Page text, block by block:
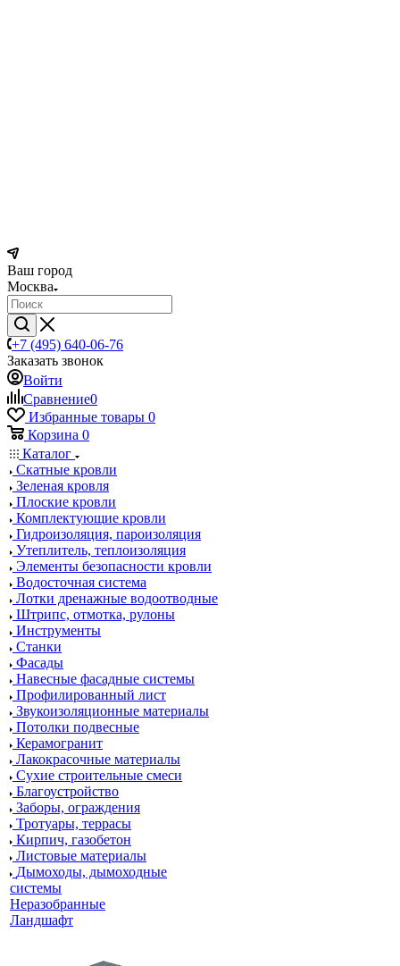
Ваш город
Москва
+7 (495) 640-06-76
Заказать звонок
Войти
Сравнение0
Избранные товары 0
Корзина 0
Каталог
Скатные кровли
Зеленая кровля
Плоские кровли
Комплектующие кровли
Гидроизоляция, пароизоляция
Утеплитель, теплоизоляция
Элементы безопасности кровли
Водосточная система
Лотки дренажные водоотводные
Штрипс, отмотка, рулоны
Инструменты
Станки
Фасады
Навесные фасадные системы
Профилированный лист
Звукоизоляционные материалы
Потолки подвесные
Керамогранит
Лакокрасочные материалы
Сухие строительные смеси
Благоустройство
Заборы, ограждения
Тротуары, террасы
Кирпич, газобетон
Листовые материалы
Дымоходы, дымоходные
системы
Неразобранные
Ландшафт